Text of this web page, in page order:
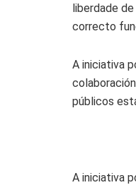
liberdade
correcto
A iniciativa
públicos
A iniciativa